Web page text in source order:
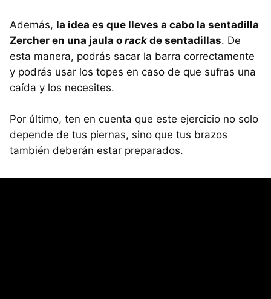
Además, la idea es que lleves a cabo la sentadilla
Zercher en una jaula o rack de sentadillas. De
esta manera, podrás sacar la barra correctamente
y podrás usar los topes en caso de que sufras una
caída y los necesites.
Por último, ten en cuenta que este ejercicio no solo
depende de tus piernas, sino que tus brazos
también deberán estar preparados.